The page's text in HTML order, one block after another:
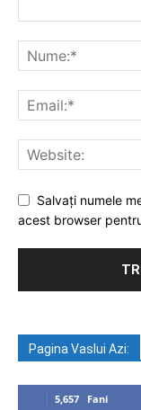
Salvați numele
acest browser
Pagina Vaslui Azi:
5,657 Fani